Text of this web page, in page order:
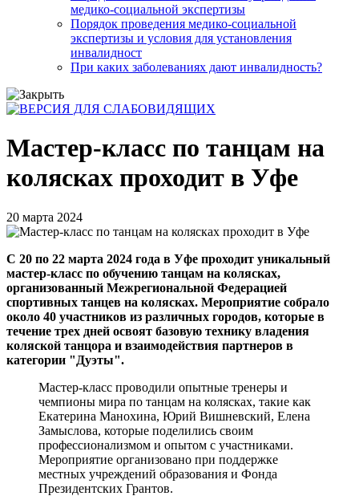
медико-социальной экспертизы
Порядок проведения медико-социальной
экспертизы и условия для установления
инвалидност
При каких заболеваниях дают инвалидность?
Мастер-класс по танцам на
колясках проходит в Уфе
20 марта 2024
С 20 по 22 марта 2024 года в Уфе проходит уникальный
мастер-класс по обучению танцам на колясках,
организованный Межрегиональной Федерацией
спортивных танцев на колясках. Мероприятие собрало
около 40 участников из различных городов, которые в
течение трех дней освоят базовую технику владения
коляской танцора и взаимодействия партнеров в
категории "Дуэты".
Мастер-класс проводили опытные тренеры и
чемпионы мира по танцам на колясках, такие как
Екатерина Манохина, Юрий Вишневский, Елена
Замыслова, которые поделились своим
профессионализмом и опытом с участниками.
Мероприятие организовано при поддержке
местных учреждений образования и Фонда
Президентских Грантов.